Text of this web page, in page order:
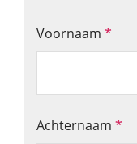
Voornaam *
Achternaam *